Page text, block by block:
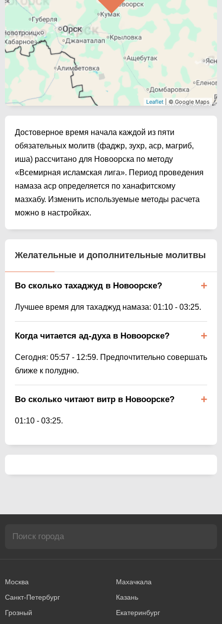
Leaflet | © Google Maps
Достоверное время начала каждой из пяти
обязательных молитв (фаджр, зухр, аср, магриб,
иша) рассчитано для Новоорска по методу
«Всемирная исламская лига». Период проведения
намаза аср определяется по ханафитскому
мазхабу. Изменить используемые методы расчета
можно в настройках.
Желательные и дополнительные молитвы
Во сколько тахаджуд в Новоорске?
Лучшее время для тахаджуд намаза: 01:10 - 03:25.
Когда читается ад-духа в Новоорске?
Сегодня: 05:57 - 12:59. Предпочтительно совершать
ближе к полудню.
Во сколько читают витр в Новоорске?
01:10 - 03:25.
Москва
Махачкала
Санкт-Петербург
Казань
Грозный
Екатеринбург